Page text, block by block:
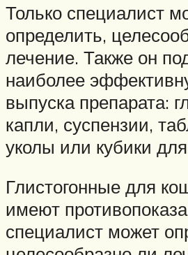
Только специалист
определить,
лечение. Также он
наиболее
выпуска препарата:
капли, суспензии,
уколы или кубики
Глистогонные для
имеют
специалист может